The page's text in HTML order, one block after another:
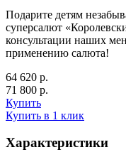
Подарите детям
суперсалют
консультации наших
применению салюта!
64 620 р.
71 800 р.
Купить
Купить в 1 клик
Характеристики